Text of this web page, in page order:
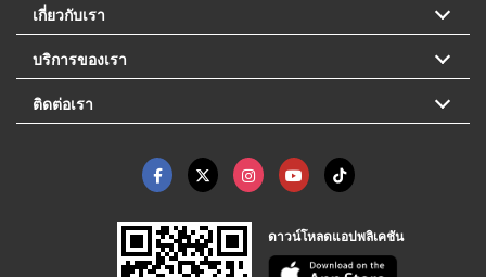
เกี่ยวกับเรา
บริการของเรา
ติดต่อเรา
ดาวน์โหลดแอปพลิเคชัน